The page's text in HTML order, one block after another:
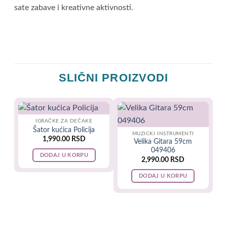
sate zabave i kreativne aktivnosti.
SLIČNI PROIZVODI
IGRAČKE ZA DEČAKE
Šator kućica Policija
1,990.00 RSD
DODAJ U KORPU
MUZICKI INSTRUMENTI
Velika Gitara 59cm
049406
2,990.00 RSD
DODAJ U KORPU